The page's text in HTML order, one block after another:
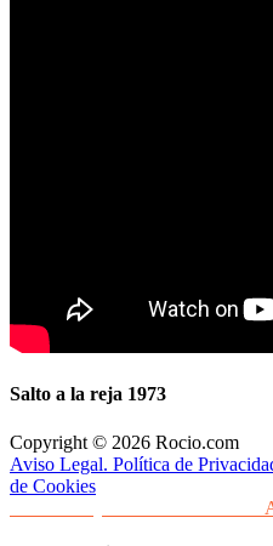
Salto a la reja 1973
Copyright © 2026 Rocio.com
Aviso Legal. Política de
de Cookies